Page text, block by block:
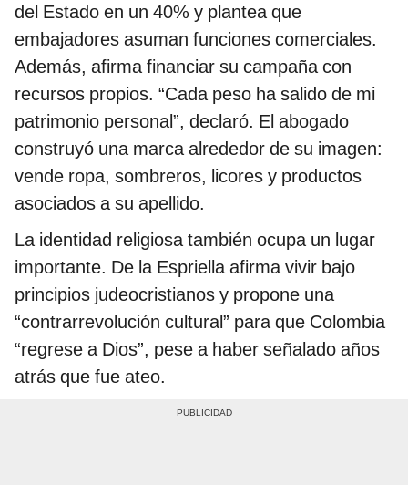
del Estado en un 40% y plantea que
embajadores asuman funciones comerciales.
Además, afirma financiar su campaña con
recursos propios. “Cada peso ha salido de mi
patrimonio personal”, declaró. El abogado
construyó una marca alrededor de su imagen:
vende ropa, sombreros, licores y productos
asociados a su apellido.
La identidad religiosa también ocupa un lugar
importante. De la Espriella afirma vivir bajo
principios judeocristianos y propone una
“contrarrevolución cultural” para que Colombia
“regrese a Dios”, pese a haber señalado años
atrás que fue ateo.